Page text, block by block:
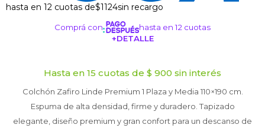
hasta en 12 cuotas de$1124sin recargo
Comprá con
hasta en 12 cuotas
+DETALLE
Hasta en 15 cuotas de $ 900 sin interés
Colchón Zafiro Linde Premium 1 Plaza y Media 110×190 cm.
Espuma de alta densidad, firme y duradero. Tapizado
elegante, diseño premium y gran confort para un descanso de